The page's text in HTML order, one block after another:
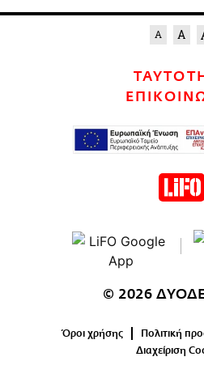
© 2026
Όροι χρήσης
Πολιτική
Διαχείριση